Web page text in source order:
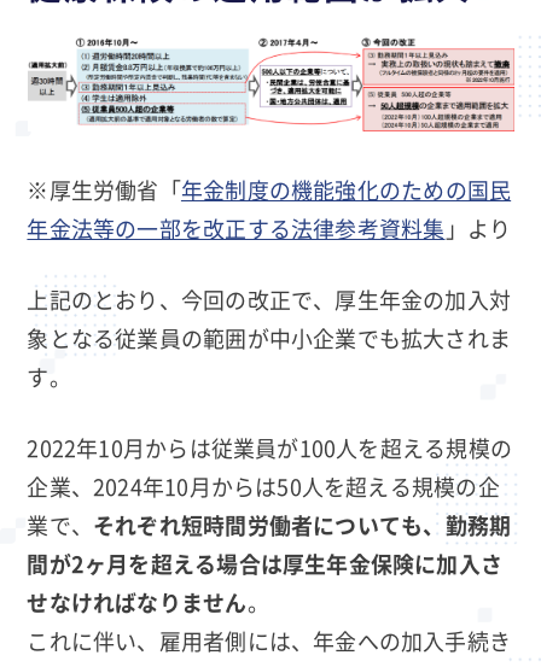
※厚生労働省「年金制度の機能強化のための国民
年金法等の一部を改正する法律参考資料集 」より
上記のとおり、今回の改正で、厚生年金の加入対
象となる従業員の範囲が中小企業でも拡大されま
す。
2022年10月からは従業員が100人を超える規模の
企業、2024年10月からは50人を超える規模の企
業で、 それぞれ短時間労働者についても、勤務期
間が2ヶ月を超える場合は厚生年金保険に加入さ
せなければなりません。
これに伴い、雇用者側には、年金への加入手続き